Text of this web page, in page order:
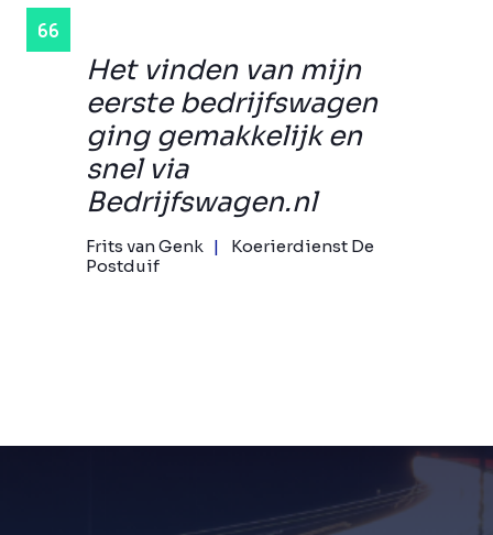
Het vinden van mijn
eerste bedrijfswagen
ging gemakkelijk en
snel via
Bedrijfswagen.nl
Frits van Genk
Koerierdienst De
Postduif